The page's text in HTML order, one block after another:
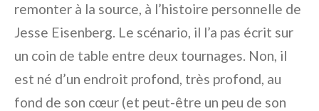
remonter à la source, à l’histoire personnelle de
Jesse Eisenberg. Le scénario, il l’a pas écrit sur
un coin de table entre deux tournages. Non, il
est né d’un endroit profond, très profond, au
fond de son cœur (et peut-être un peu de son